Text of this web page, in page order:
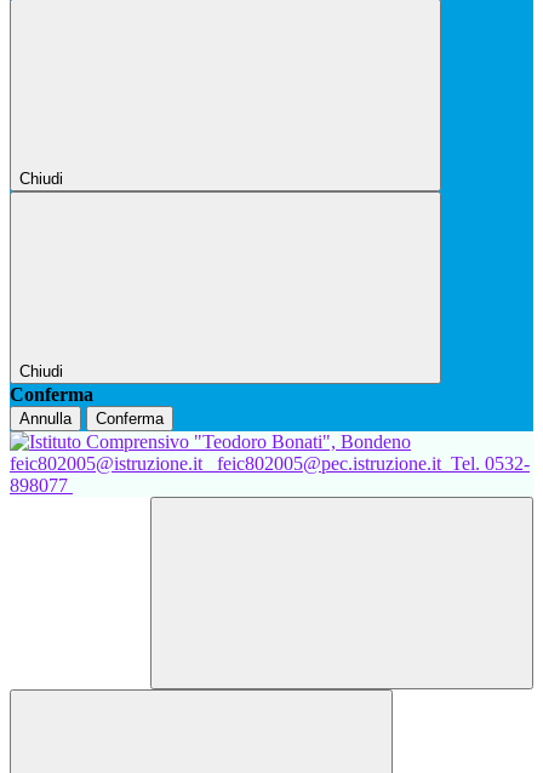
Chiudi
Chiudi
Conferma
Annulla Conferma
feic802005@istruzione.it feic802005@pec.istruzione.it Tel. 0532-
898077